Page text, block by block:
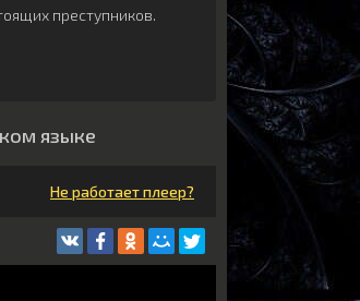
преступников.
языке
Не работает плеер?